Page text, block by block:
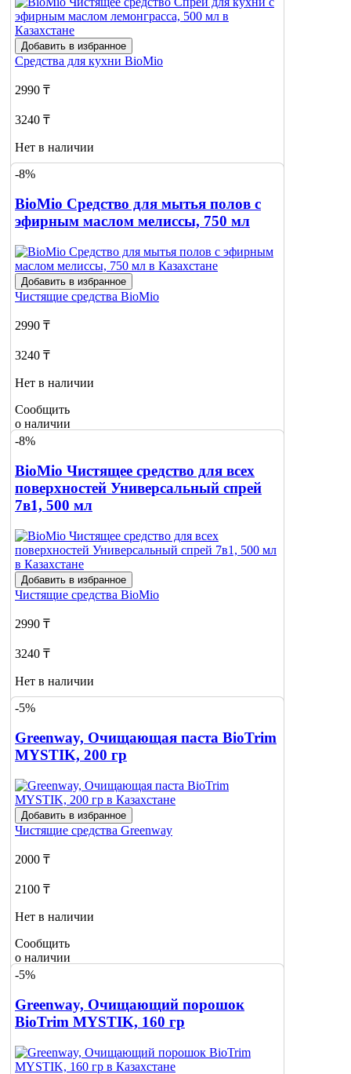
Добавить в избранное
Средства для кухни BioMio
2990 ₸
3240 ₸
Нет в наличии
Сообщить
-8%
BioMio Средство для мытья полов с
эфирным маслом мелиссы, 750 мл
Добавить в избранное
Чистящие средства BioMio
2990 ₸
3240 ₸
Нет в наличии
Сообщить
о наличии
-8%
BioMio Чистящее средство для всех
поверхностей Универсальный спрей
7в1, 500 мл
Добавить в избранное
Чистящие средства BioMio
2990 ₸
3240 ₸
Нет в наличии
Сообщить
-5%
Greenway, Очищающая паста BioTrim
MYSTIK, 200 гр
Добавить в избранное
Чистящие средства Greenway
2000 ₸
2100 ₸
Нет в наличии
Сообщить
о наличии
-5%
Greenway, Очищающий порошок
BioTrim MYSTIK, 160 гр